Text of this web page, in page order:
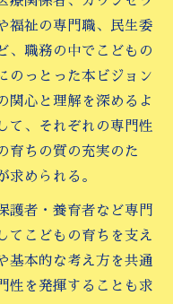
福祉の専門職、民生委
、職務の中でこどもの
のっとった本ビジョン
関心と理解を深めるよ
て、それぞれの専門性
育ちの質の充実のた
求められる。
護者・養育者など専門
てこどもの育ちを支え
基本的な考え方を共通
性を発揮することも求